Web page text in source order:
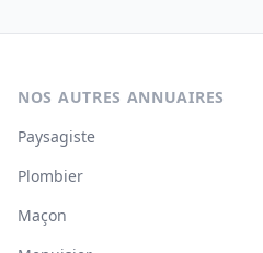
NOS AUTRES ANNUAIRES
Paysagiste
Plombier
Maçon